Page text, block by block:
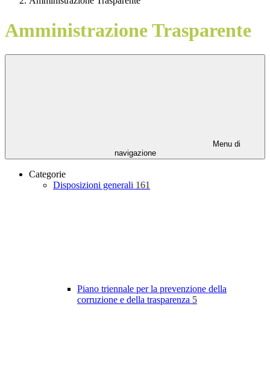
Amministrazione Trasparente
Menu di
navigazione
Categorie
Disposizioni generali 161
Piano triennale per la prevenzione della
corruzione e della trasparenza 5